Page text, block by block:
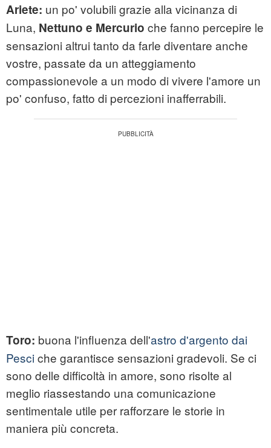
Ariete: un po' volubili grazie alla vicinanza di
Luna, Nettuno e Mercurio che fanno percepire le
sensazioni altrui tanto da farle diventare anche
vostre, passate da un atteggiamento
compassionevole a un modo di vivere l'amore un
po' confuso, fatto di percezioni inafferrabili.
Toro: buona l'influenza dell'astro d'argento dai
Pesciche garantisce sensazioni gradevoli. Se ci
sono delle difficoltà in amore, sono risolte al
meglio riassestando una comunicazione
sentimentale utile per rafforzare le storie in
maniera più concreta.